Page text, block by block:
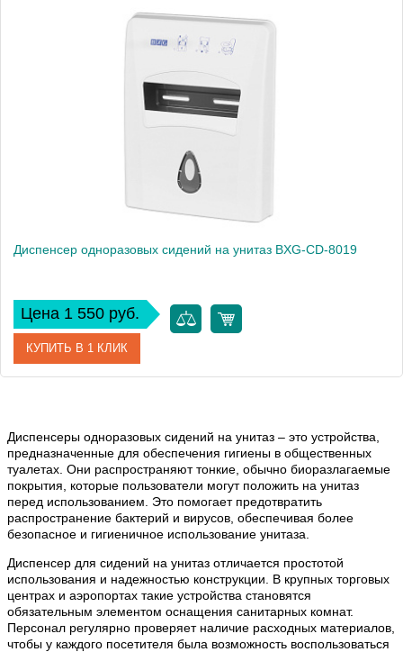
Диспенсер одноразовых сидений на унитаз BXG-CD-8019
Цена 1 550 руб.
КУПИТЬ В 1 КЛИК
Производитель BXG
Высота, см 30.3
Вес, кг
Диспенсеры одноразовых сидений на унитаз – это устройства,
предназначенные для обеспечения гигиены в общественных
туалетах. Они распространяют тонкие, обычно биоразлагаемые
покрытия, которые пользователи могут положить на унитаз
перед использованием. Это помогает предотвратить
распространение бактерий и вирусов, обеспечивая более
безопасное и гигиеничное использование унитаза.
Диспенсер для сидений на унитаз отличается простотой
использования и надежностью конструкции. В крупных торговых
центрах и аэропортах такие устройства становятся
обязательным элементом оснащения санитарных комнат.
Персонал регулярно проверяет наличие расходных материалов,
чтобы у каждого посетителя была возможность воспользоваться